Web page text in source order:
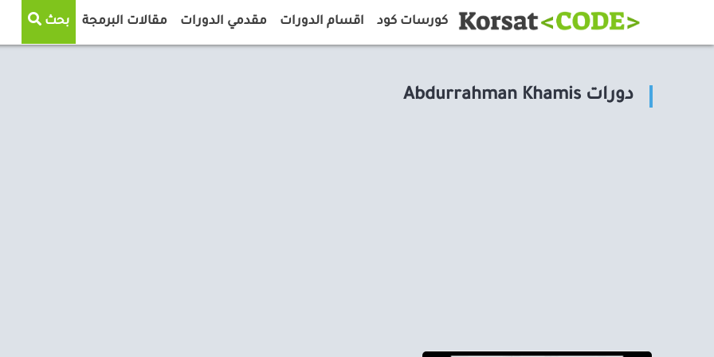
كورسات كود اقسام الدورات مقدمي الدورات مقالات البرمجة بحث
دورات Abdurrahman Khamis